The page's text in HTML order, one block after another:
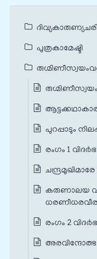
പുത്രകാമേഷ്ടി
പുറപ്പാടും
രംഗം 1
കരുണാലയ
ധരണീധരവീര
രംഗം 2